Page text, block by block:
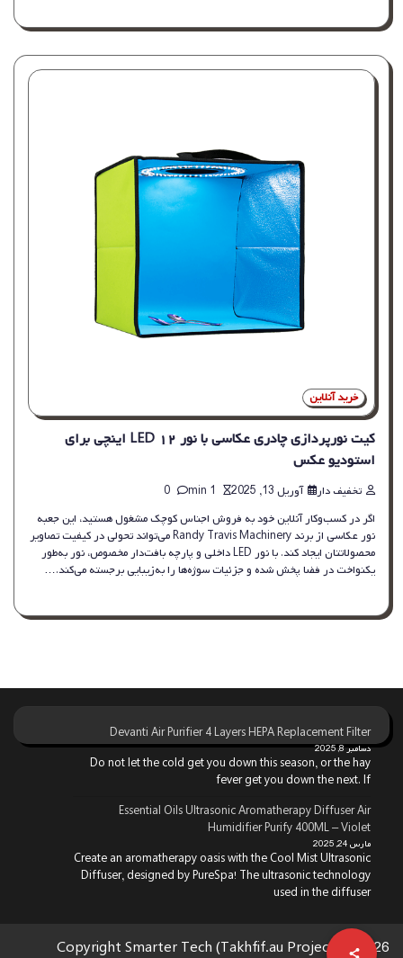
خرید آنلاین
کیت نورپردازی چادری عکاسی با نور LED ۱۲ اینچی برای
استودیو عکس
تخفیف دار آوریل 13, 2025
اگر در کسب‌وکار آنلاین خود به فروش اجناس کوچک مشغول هستید، این جعبه
نور عکاسی از برند Randy Travis Machinery می‌تواند تحولی در کیفیت تصاویر
محصولاتتان ایجاد کند. با نور LED داخلی و پارچه بافت‌دار مخصوص، نور به‌طور
یکنواخت در فضا پخش شده و جزئیات سوژه‌ها را به‌زیبایی برجسته می‌کند.…
Devanti Air Purifier 4 Layers HEPA Replacement Filter
دسامبر 8, 2025
Do not let the cold get you down this season, or the hay
fever get you down the next. If
Essential Oils Ultrasonic Aromatherapy Diffuser Air
Humidifier Purify 400ML – Violet
مارس 24, 2025
Create an aromatherapy oasis with the Cool Mist Ultrasonic
Diffuser, designed by PureSpa! The ultrasonic technology
used in the diffuser
Copyright Smarter Tech (Takhfif.au Project) © 2026